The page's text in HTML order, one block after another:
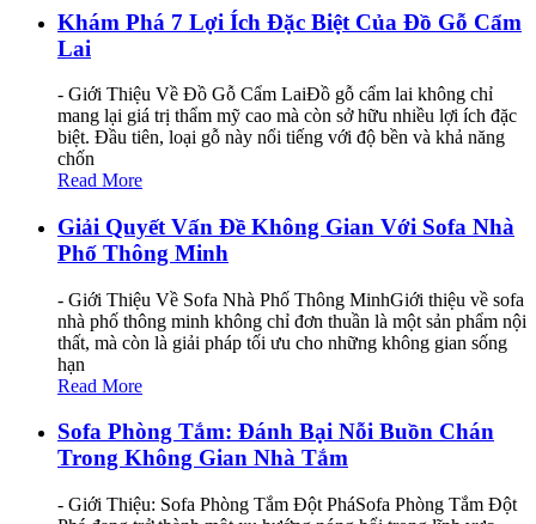
Khám Phá 7 Lợi Ích Đặc Biệt Của Đồ Gỗ Cẩm
Lai
- Giới Thiệu Về Đồ Gỗ Cẩm LaiĐồ gỗ cẩm lai không chỉ
mang lại giá trị thẩm mỹ cao mà còn sở hữu nhiều lợi ích đặc
biệt. Đầu tiên, loại gỗ này nổi tiếng với độ bền và khả năng
chốn
Read More
Giải Quyết Vấn Đề Không Gian Với Sofa Nhà
Phố Thông Minh
- Giới Thiệu Về Sofa Nhà Phố Thông MinhGiới thiệu về sofa
nhà phố thông minh không chỉ đơn thuần là một sản phẩm nội
thất, mà còn là giải pháp tối ưu cho những không gian sống
hạn
Read More
Sofa Phòng Tắm: Đánh Bại Nỗi Buồn Chán
Trong Không Gian Nhà Tắm
- Giới Thiệu: Sofa Phòng Tắm Đột PháSofa Phòng Tắm Đột